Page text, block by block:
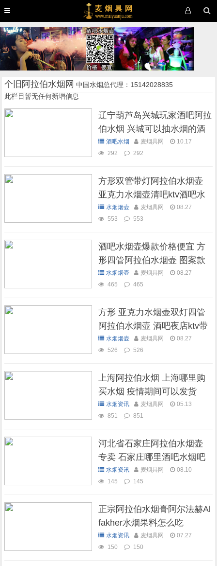
个旧阿拉伯水烟网 中国水烟总代理：15142028835
此栏目暂无任何新增信息
辽宁葫芦岛兴城玩家酒吧阿拉
伯水烟 兴城可以抽水烟的酒
吧酒吧水烟 麦烟具网
10.17
292
292
方形双管带灯阿拉伯水烟壶
亚克力水烟壶清吧ktv酒吧水
烟壶水烟烟壶 麦烟具网
08.27
553
553
酒吧水烟壶爆款价格便宜 方
形四管阿拉伯水烟壶 图案款
水烟烟壶 麦烟具网
08.27
465
465
方形 亚克力水烟壶双灯四管
阿拉伯水烟壶 酒吧夜店ktv带
灯水烟壶
水烟烟壶 麦烟具网
08.27
526
526
上海阿拉伯水烟 上海哪里购
买水烟 疫情期间可以发货
吗？水烟资讯 麦烟具网
05.13
851
851
河北省石家庄阿拉伯水烟壶
专卖 石家庄哪里酒吧水烟吧
可以抽水烟
水烟资讯 麦烟具网
08.10
145
145
正宗阿拉伯水烟膏阿尔法赫Al
fakher水烟果料怎么吃
水烟资讯 麦烟具网
07.27
150
150